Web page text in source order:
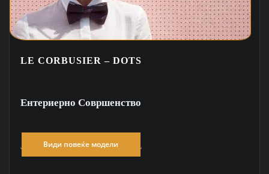
LE CORBUSIER – DOTS
Ентериерно Совршенство